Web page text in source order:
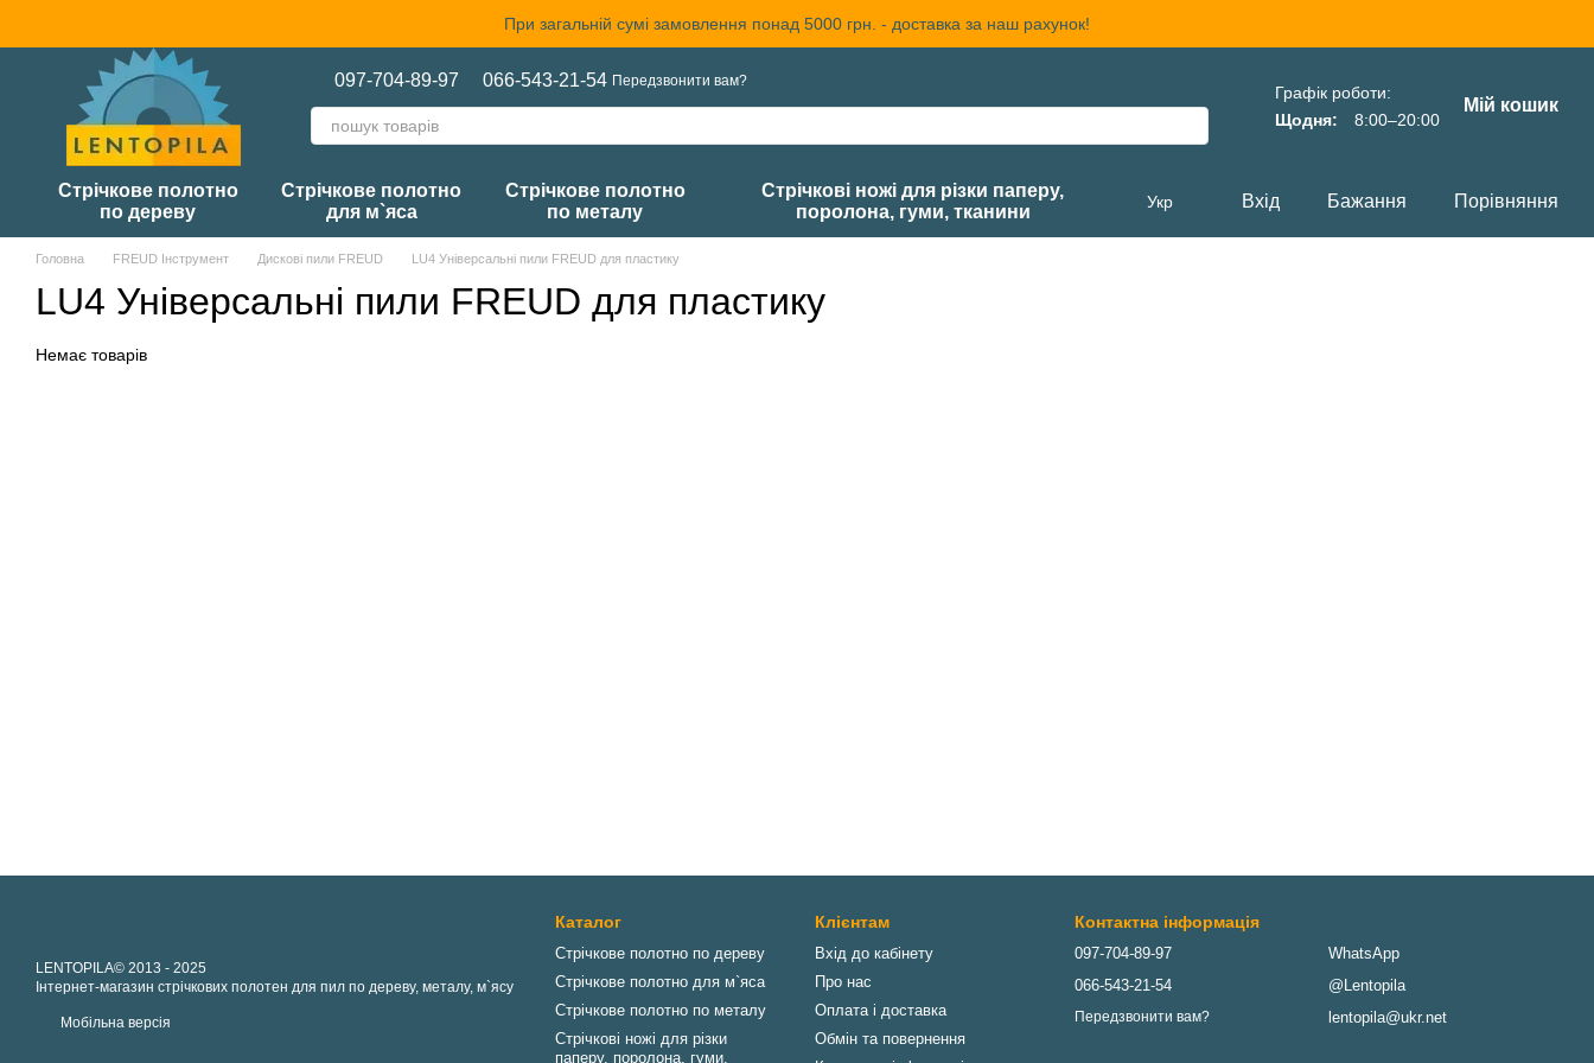
При загальній сумі замовлення понад 5000 грн. - доставка за наш рахунок!
097-704-89-97 066-543-21-54 Передзвонити вам?
Графік роботи:
Щодня:
8:00–20:00
Мій кошик
Стрічкове полотно
по дереву
Стрічкове полотно
для м`яса
Стрічкове полотно
по металу
Стрічкові ножі для різки паперу,
поролона, гуми, тканини
Укр Вхід Бажання Порівняння
Головна FREUD Інструмент Дискові пили FREUD LU4 Універсальні пили FREUD для пластику
LU4 Універсальні пили FREUD для пластику
Немає товарів
LENTOPILA© 2013 - 2025
Інтернет-магазин стрічкових полотен для пил по дереву, металу, м`ясу
Мобільна версія
Каталог
Стрічкове полотно по дереву
Стрічкове полотно для м`яса
Стрічкове полотно по металу
Стрічкові ножі для різки
паперу, поролона, гуми,
Клієнтам
Вхід до кабінету
Про нас
Оплата і доставка
Обмін та повернення
Контактна інформація
097-704-89-97
066-543-21-54
Передзвонити вам?
WhatsApp
@Lentopila
lentopila@ukr.net